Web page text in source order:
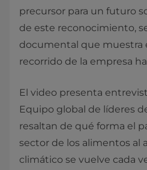
precursor para un futuro
de este reconocimiento,
documental que muestra
recorrido de la empresa
El video presenta
Equipo global de líderes
resaltan de qué forma el
sector de los alimentos al
climático se vuelve cada